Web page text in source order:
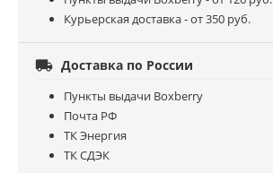
Курьерская доставка - от 350 руб.
 Доставка по России
Пункты выдачи Boxberry
Почта РФ
ТК Энергия
ТК СДЭК